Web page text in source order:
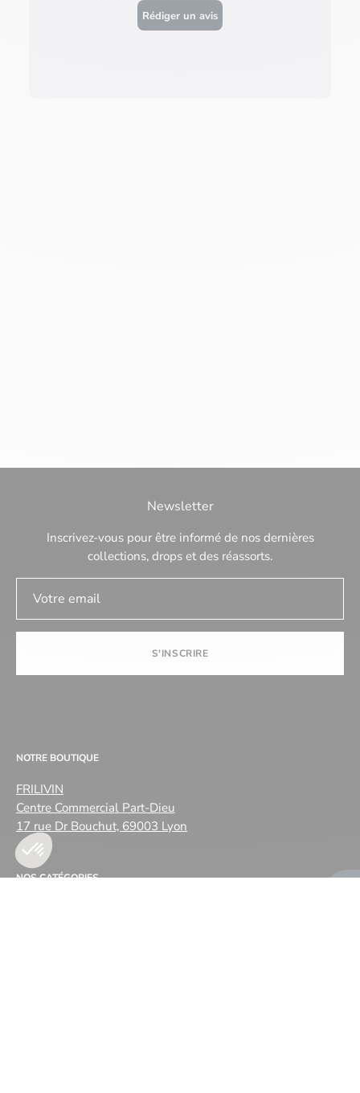
Rédiger un avis
Newsletter
Inscrivez-vous pour être informé de nos dernières
collections, drops et des réassorts.
S'INSCRIRE
NOTRE BOUTIQUE
FRILIVIN
Centre Commercial Part-Dieu
17 rue Dr Bouchut, 69003 Lyon
NOS CATÉGORIES